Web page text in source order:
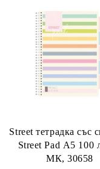
Street тетрадка със
Street Pad А5 100
МК, 30658